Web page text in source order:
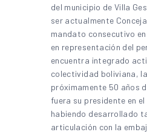
del municipio de Villa
ser actualmente
mandato consecutivo
en representación del
encuentra integrado
colectividad boliviana,
próximamente 50 años
fuera su presidente en el
habiendo desarrollado
articulación con la